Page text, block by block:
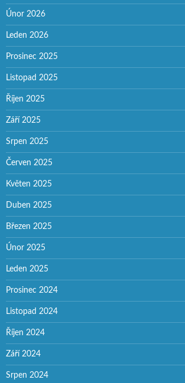
Únor 2026
Leden 2026
Prosinec 2025
Listopad 2025
Říjen 2025
Září 2025
Srpen 2025
Červen 2025
Květen 2025
Duben 2025
Březen 2025
Únor 2025
Leden 2025
Prosinec 2024
Listopad 2024
Říjen 2024
Září 2024
Srpen 2024